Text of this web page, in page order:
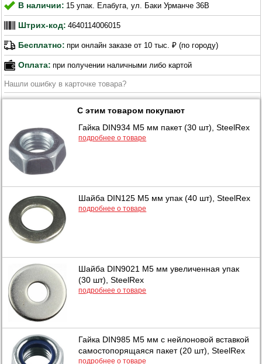
В наличии: 15 упак. Елабуга, ул. Баки Урманче 36В
Штрих-код: 4640114006015
Бесплатно: при онлайн заказе от 10 тыс. ₽ (по городу)
Оплата: при получении наличными либо картой
Нашли ошибку в карточке товара?
С этим товаром покупают
Гайка DIN934 М5 мм пакет (30 шт), SteelRex
подробнее о товаре
Шайба DIN125 М5 мм упак (40 шт), SteelRex
подробнее о товаре
Шайба DIN9021 М5 мм увеличенная упак
(30 шт), SteelRex
подробнее о товаре
Гайка DIN985 М5 мм с нейлоновой вставкой
самостопорящаяся пакет (20 шт), SteelRex
подробнее о товаре